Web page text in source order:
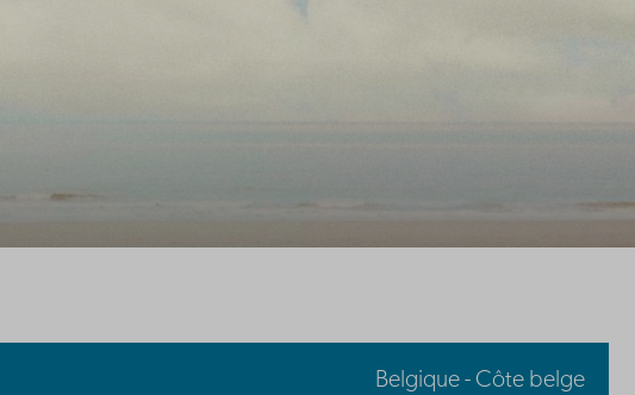
Belgique - Côte belge